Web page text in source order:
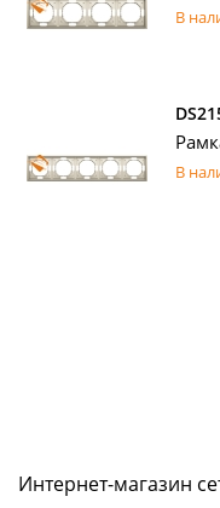
В
В
Интернет-магазин